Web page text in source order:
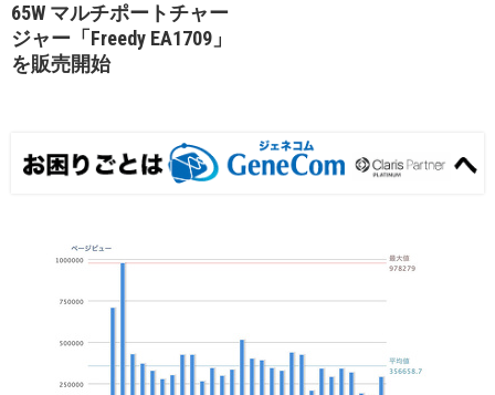
65W マルチポートチャー
ジャー「Freedy EA1709」
を販売開始